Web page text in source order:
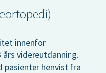
innenfor
videreutdanning.
pasienter henvist fra